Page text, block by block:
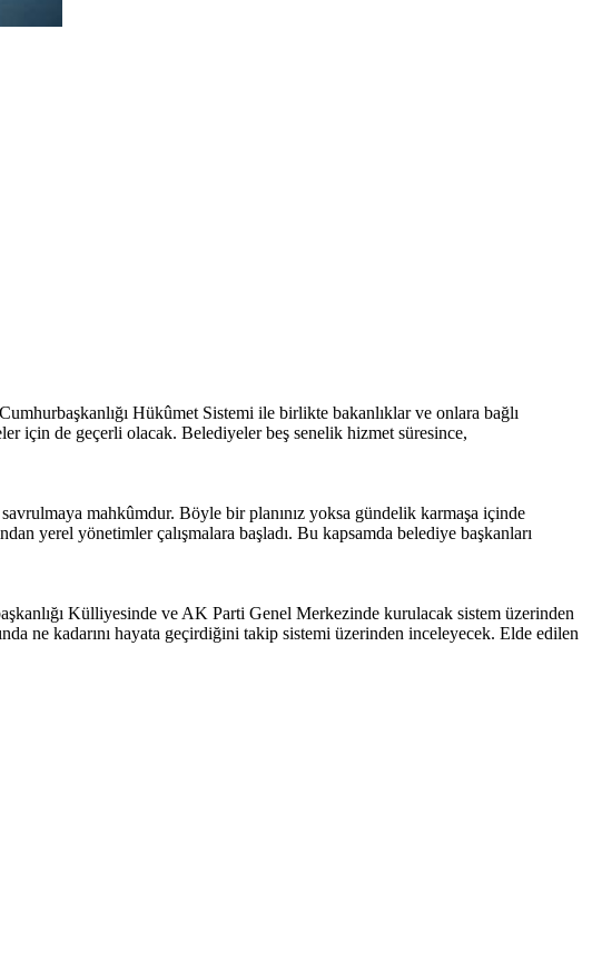
Hükûmet Sistemi ile birlikte bakanlıklar ve onlara bağlı
için de geçerli olacak. Belediyeler beş senelik hizmet süresince,
mahkûmdur. Böyle bir planınız yoksa gündelik karmaşa içinde
yerel yönetimler çalışmalara başladı. Bu kapsamda belediye başkanları
Külliyesinde ve AK Parti Genel Merkezinde kurulacak sistem üzerinden
ne kadarını hayata geçirdiğini takip sistemi üzerinden inceleyecek. Elde edilen